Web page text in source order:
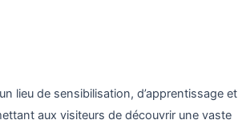
lieu de sensibilisation, d’apprentissage et
aux visiteurs de découvrir une vaste